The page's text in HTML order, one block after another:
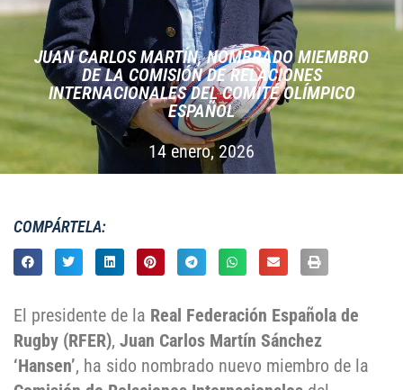
JUAN CARLOS MARTÍN, NOMBRADO MIEMBRO
DE LA COMISIÓN DE RELACIONES
INTERNACIONALES DEL COMITÉ OLÍMPICO
ESPAÑOL
14 enero, 2026
COMPÁRTELA:
El presidente de la Real Federación Española de
Rugby (RFER), Juan Carlos Martín Sánchez
‘Hansen’, ha sido nombrado nuevo miembro de la